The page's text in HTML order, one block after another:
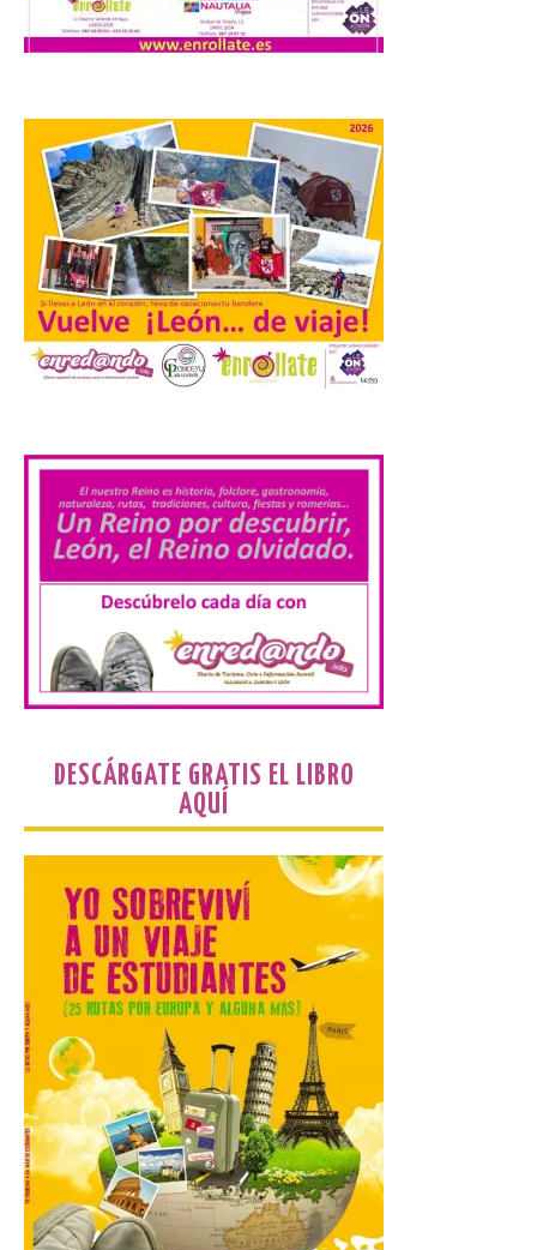
Cortes autonómicas
mediante las cuales vuelve
de la prórroga […]
El alumnado de FP crece
un 2,5% hasta superar los
1,2 millones de
matriculados y marca un
nuevo récord
10 Ago 2026
Estadística de las
Enseñanzas no
universitarias. Datos
avance 2025-2026 con las
cifras actualizadas del curso escolar
recién finalizado. El Grado Básico crece
Superior un 2,3% y los cursos […]
La 69FIDMA ha acogido
este domingo una nueva
Astorga.
El presidente de la
Diputación de León,
Gerardo Álvarez Courel, y
el vicepresidente Roberto
Aller han participado en el
acto institucional organizado con motivo
del Día de León. Organizada por la
Cámara de Comercio de Gijón, FIDMA es
una feria […]
CIUDEN acoge un nuevo
gran proyecto expositivo
que conecta la obra de
Eduardo Chillida con el
patrimonio industrial
DESCÁRGATE GRATIS EL LIBRO
AQUÍ